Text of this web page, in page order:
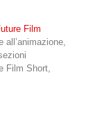
Film
all’animazione,
Film Short,